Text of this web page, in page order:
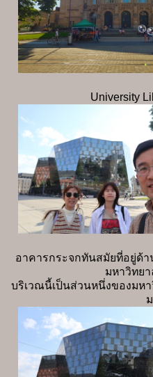
University
อาคารกระจกทันสมัยที่อยู่ด้
มหาวิทย
บริเวณนี้เป็นส่วนหนึ่งของมห